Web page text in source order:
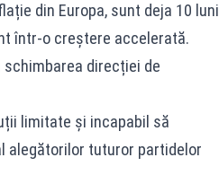
din Europa, sunt deja 10 luni
într-o creștere accelerată.
direcției de
limitate și incapabil să
alegătorilor tuturor partidelor